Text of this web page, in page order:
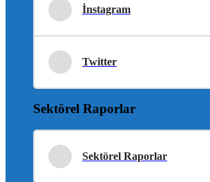
İnstagram
Twitter
Sektörel Raporlar
Sektörel Raporlar